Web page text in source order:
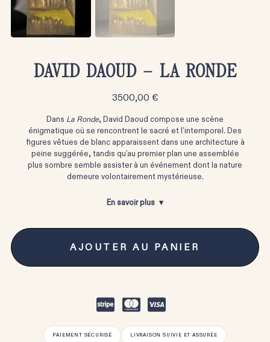
DAVID DAOUD – LA RONDE
3500,00 €
Dans La Ronde, David Daoud compose une scène
énigmatique où se rencontrent le sacré et l’intemporel. Des
figures vêtues de blanc apparaissent dans une architecture à
peine suggérée, tandis qu’au premier plan une assemblée
plus sombre semble assister à un événement dont la nature
demeure volontairement mystérieuse.
En savoir plus
AJOUTER AU PANIER
PAIEMENT SÉCURISÉ LIVRAISON SUIVIE ET ASSURÉE